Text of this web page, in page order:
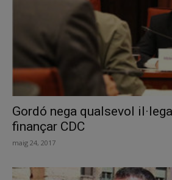
Gordó nega qualsevol
finançar CDC
maig 24, 2017